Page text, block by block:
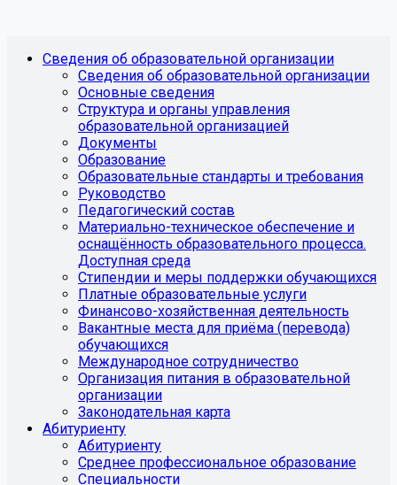
Сведения об образовательной организации
Сведения об образовательной организации
Основные сведения
Структура и органы управления
образовательной организацией
Документы
Образование
Образовательные стандарты и требования
Руководство
Педагогический состав
Материально-техническое обеспечение и
оснащённость образовательного процесса.
Доступная среда
Стипендии и меры поддержки обучающихся
Платные образовательные услуги
Финансово-хозяйственная деятельность
Вакантные места для приёма (перевода)
обучающихся
Международное сотрудничество
Организация питания в образовательной
организации
Законодательная карта
Абитуриенту
Абитуриенту
Среднее профессиональное образование
Специальности